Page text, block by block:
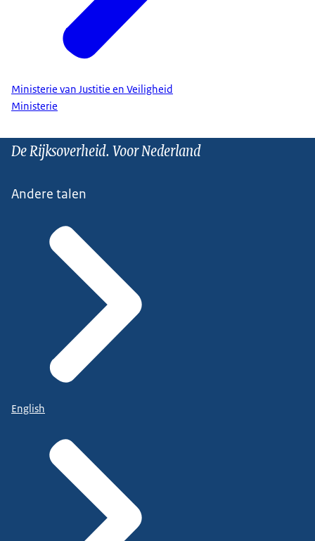
Ministerie van Justitie en Veiligheid
Ministerie
De Rijksoverheid. Voor Nederland
Andere talen
English